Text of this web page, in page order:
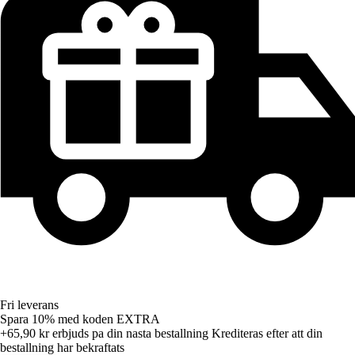
Fri leverans
Spara 10% med koden EXTRA
+65,90 krerbjuds pa din nasta bestallning Krediteras efter att din
bestallning har bekraftats